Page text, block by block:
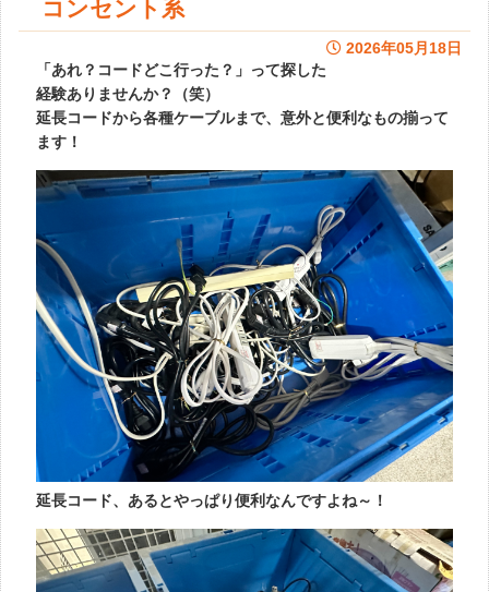
コンセント系
2026年05月18日
「あれ？コードどこ行った？」って探した
経験ありませんか？（笑）
延長コードから各種ケーブルまで、意外と便利なもの揃って
ます！
延長コード、あるとやっぱり便利なんですよね～！